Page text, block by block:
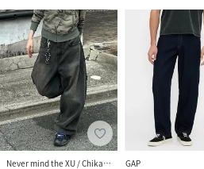
Never mind the XU / Chikashitsu+
GAP